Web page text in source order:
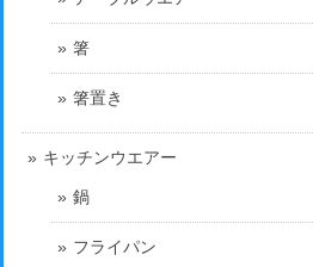
箸
箸置き
キッチンウエアー
鍋
フライパン